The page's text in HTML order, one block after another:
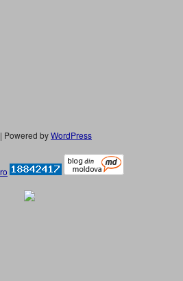
| Powered byWordPress